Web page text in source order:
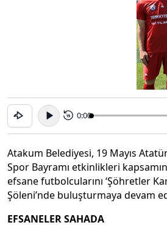
15 0:00
Atakum Belediyesi, 19 Mayıs
Spor Bayramı etkinlikleri
efsane futbolcularını ‘Şöhretler
Şöleni’nde buluşturmaya devam
EFSANELER SAHADA